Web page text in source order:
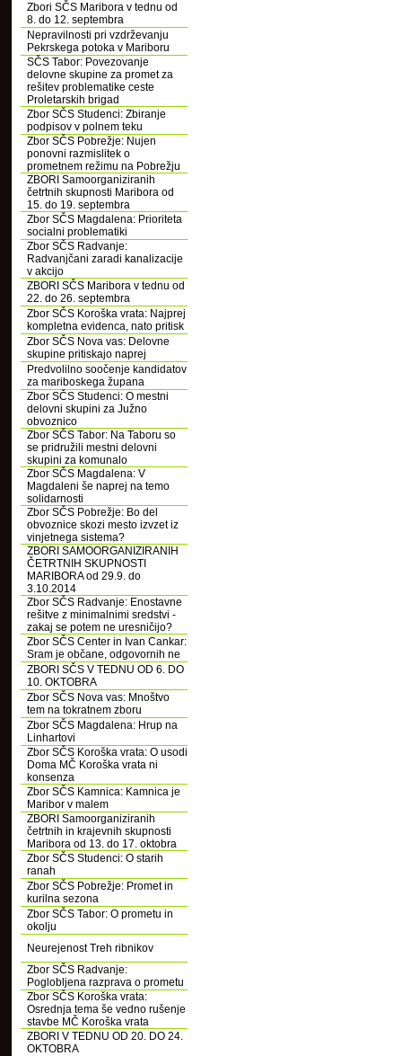
Zbori SČS Maribora v tednu od
8. do 12. septembra
Nepravilnosti pri vzdrževanju
Pekrskega potoka v Mariboru
SČS Tabor: Povezovanje
delovne skupine za promet za
rešitev problematike ceste
Proletarskih brigad
Zbor SČS Studenci: Zbiranje
podpisov v polnem teku
Zbor SČS Pobrežje: Nujen
ponovni razmislitek o
prometnem režimu na Pobrežju
ZBORI Samoorganiziranih
četrtnih skupnosti Maribora od
15. do 19. septembra
Zbor SČS Magdalena: Prioriteta
socialni problematiki
Zbor SČS Radvanje:
Radvanjčani zaradi kanalizacije
v akcijo
ZBORI SČS Maribora v tednu od
22. do 26. septembra
Zbor SČS Koroška vrata: Najprej
kompletna evidenca, nato pritisk
Zbor SČS Nova vas: Delovne
skupine pritiskajo naprej
Predvolilno soočenje kandidatov
za mariboskega župana
Zbor SČS Studenci: O mestni
delovni skupini za Južno
obvoznico
Zbor SČS Tabor: Na Taboru so
se pridružili mestni delovni
skupini za komunalo
Zbor SČS Magdalena: V
Magdaleni še naprej na temo
solidarnosti
Zbor SČS Pobrežje: Bo del
obvoznice skozi mesto izvzet iz
vinjetnega sistema?
ZBORI SAMOORGANIZIRANIH
ČETRTNIH SKUPNOSTI
MARIBORA od 29.9. do
3.10.2014
Zbor SČS Radvanje: Enostavne
rešitve z minimalnimi sredstvi -
zakaj se potem ne uresničijo?
Zbor SČS Center in Ivan Cankar:
Sram je občane, odgovornih ne
ZBORI SČS V TEDNU OD 6. DO
10. OKTOBRA
Zbor SČS Nova vas: Mnoštvo
tem na tokratnem zboru
Zbor SČS Magdalena: Hrup na
Linhartovi
Zbor SČS Koroška vrata: O usodi
Doma MČ Koroška vrata ni
konsenza
Zbor SČS Kamnica: Kamnica je
Maribor v malem
ZBORI Samoorganiziranih
četrtnih in krajevnih skupnosti
Maribora od 13. do 17. oktobra
Zbor SČS Studenci: O starih
ranah
Zbor SČS Pobrežje: Promet in
kurilna sezona
Zbor SČS Tabor: O prometu in
okolju
Neurejenost Treh ribnikov
Zbor SČS Radvanje:
Poglobljena razprava o prometu
Zbor SČS Koroška vrata:
Osrednja tema še vedno rušenje
stavbe MČ Koroška vrata
ZBORI V TEDNU OD 20. DO 24.
OKTOBRA